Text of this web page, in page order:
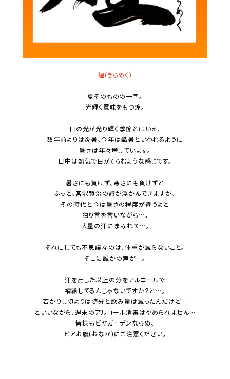
煌(きらめく)
夏そのものの一字。
光輝く意味をもつ煌。
日の光が光り輝く季節とはいえ、
数年前よりは炎暑、今年は酷暑といわれるように
暑さは年々増しています。
日中は熱気で目がくらむような感じです。
暑さにも負けず、寒さにも負けずと
ふっと、宮沢賢治の詩が浮かんできますが、
その時代と今は暑さの程度が違うよと
独り言を言いながら…。
大量の汗にまみれて…。
それにしても不思議なのは、体重が減らないこと。
そこに誰かの声が…。
汗を出した以上の分をアルコールで
補給してるんじゃないですか？と…。
若かりし頃よりは随分と飲み量は減ったんだけど…
といいながら、週末のアルコール消毒はやめられません…
皆様もビヤガーデンならぬ、
ビアお腹(おなか)にご注意ください。